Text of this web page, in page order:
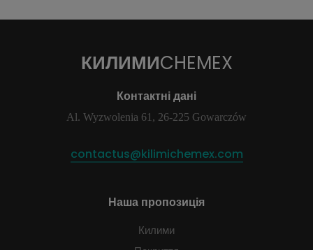
КИЛИМИCHEMEX
Контактні дані
Al. Wyzwolenia 61, 26-225 Gowarczów
contactus@kilimichemex.com
Наша пропозиція
Килими